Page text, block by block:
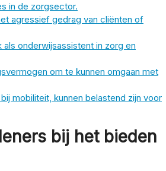
in de zorgsector.
agressief gedrag van cliënten of
onderwijsassistent in zorg en
om te kunnen omgaan met
mobiliteit, kunnen belastend zijn voor
bij het bieden